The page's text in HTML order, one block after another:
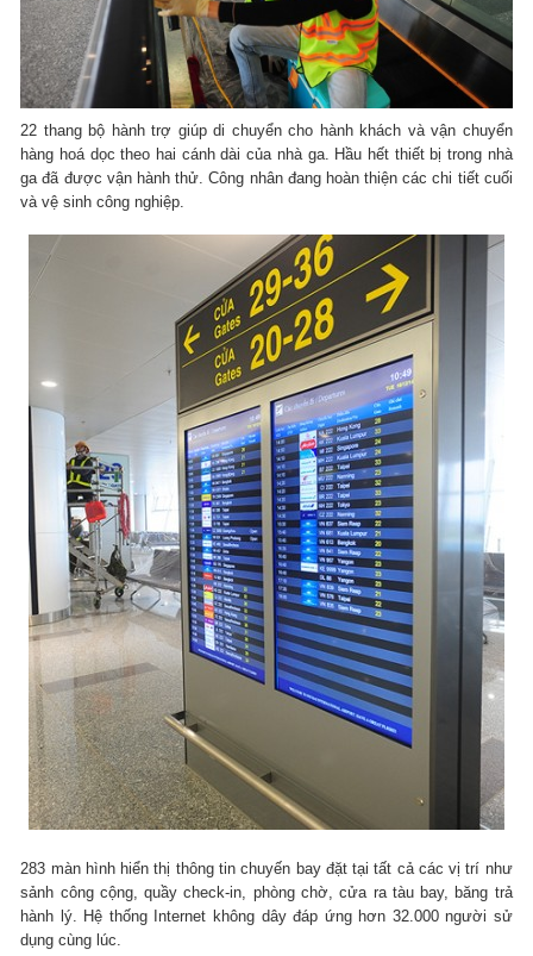
22 thang bộ hành trợ giúp di chuyển cho hành khách và vận chuyển
hàng hoá dọc theo hai cánh dài của nhà ga. Hầu hết thiết bị trong nhà
ga đã được vận hành thử. Công nhân đang hoàn thiện các chi tiết cuối
và vệ sinh công nghiệp.
283 màn hình hiển thị thông tin chuyến bay đặt tại tất cả các vị trí như
sảnh công cộng, quầy check-in, phòng chờ, cửa ra tàu bay, băng trả
hành lý. Hệ thống Internet không dây đáp ứng hơn 32.000 người sử
dụng cùng lúc.